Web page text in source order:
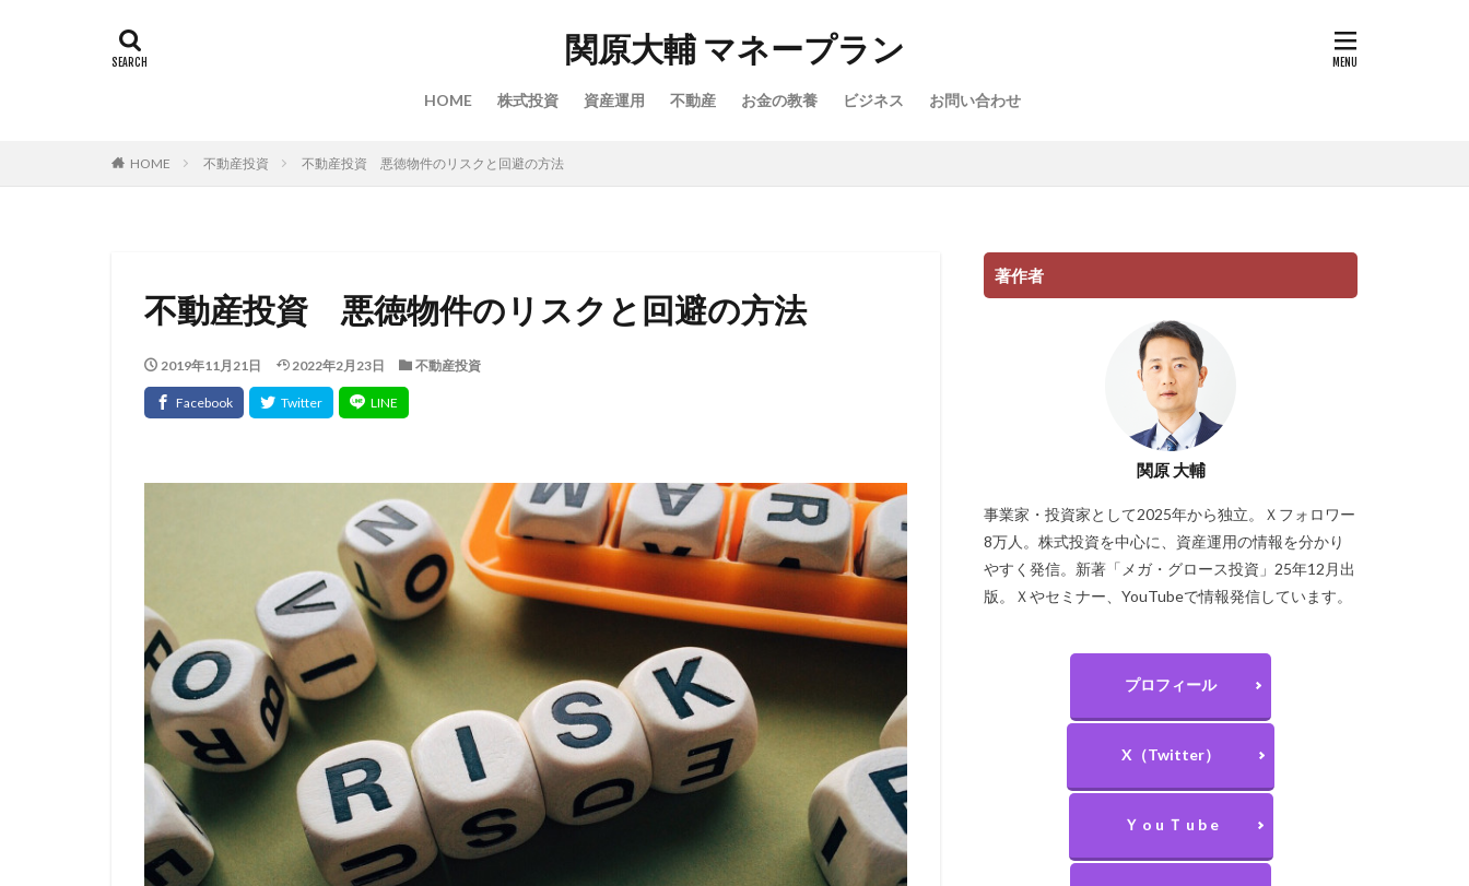
関原大輔 マネープラン
HOME 株式投資 資産運用 不動産 お金の教養 ビジネス お問い合わせ
HOME 不動産投資 不動産投資 悪徳物件のリスクと回避の方法
不動産投資 悪徳物件のリスクと回避の方法
2019年11月21日 2022年2月23日 不動産投資
著作者
関原 大輔
事業家・投資家として2025年から独立。Ｘフォロワー
8万人。株式投資を中心に、資産運用の情報を分かり
やすく発信。新著「メガ・グロース投資」25年12月出
版。Ｘやセミナー、YouTubeで情報発信しています。
プロフィール
X（Twitter）
Ｙ o u Ｔ u b e